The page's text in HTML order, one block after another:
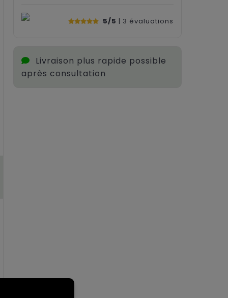
5/5 | 3 évaluations
Livraison plus rapide possible
après consultation